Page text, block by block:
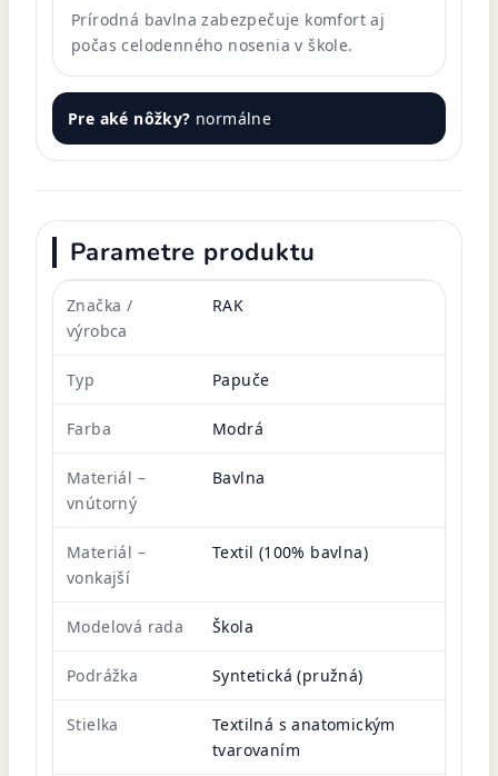
Prírodná bavlna zabezpečuje komfort aj
počas celodenného nosenia v škole.
Pre aké nôžky? normálne
Parametre produktu
Značka /
výrobca
RAK
Typ Papuče
Farba Modrá
Materiál –
vnútorný
Bavlna
Materiál –
vonkajší
Textil (100% bavlna)
Modelová rada Škola
Podrážka Syntetická (pružná)
Stielka
Textilná s anatomickým
tvarovaním